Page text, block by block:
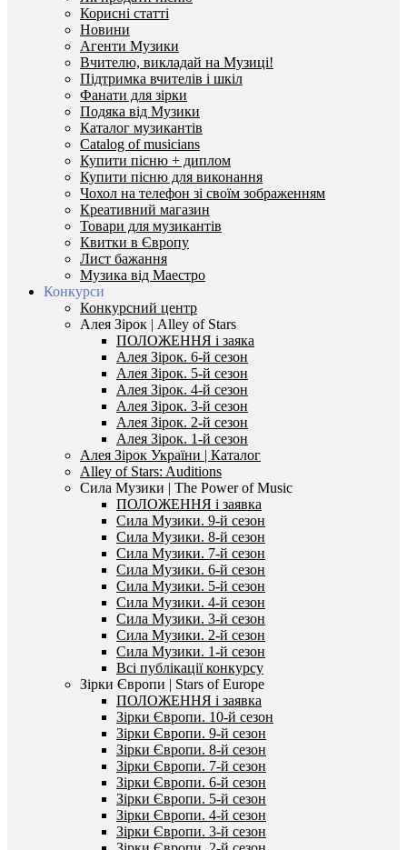
Корисні статті
Новини
Агенти Музики
Вчителю, викладай на Музиці!
Підтримка вчителів і шкіл
Фанати для зірки
Подяка від Музики
Каталог музикантів
Catalog of musicians
Купити пісню + диплом
Купити пісню для виконання
Чохол на телефон зі своїм зображенням
Креативний магазин
Товари для музикантів
Квитки в Європу
Лист бажання
Музика від Маестро
Конкурси
Конкурсний центр
Алея Зірок | Alley of Stars
ПОЛОЖЕННЯ і заяка
Алея Зірок. 6-й сезон
Алея Зірок. 5-й сезон
Алея Зірок. 4-й сезон
Алея Зірок. 3-й сезон
Алея Зірок. 2-й сезон
Алея Зірок. 1-й сезон
Алея Зірок України | Каталог
Alley of Stars: Auditions
Сила Музики | The Power of Music
ПОЛОЖЕННЯ і заявка
Сила Музики. 9-й сезон
Сила Музики. 8-й сезон
Сила Музики. 7-й сезон
Сила Музики. 6-й сезон
Сила Музики. 5-й сезон
Сила Музики. 4-й сезон
Сила Музики. 3-й сезон
Сила Музики. 2-й сезон
Сила Музики. 1-й сезон
Всі публікації конкурсу
Зірки Європи | Stars of Europe
ПОЛОЖЕННЯ і заявка
Зірки Європи. 10-й сезон
Зірки Європи. 9-й сезон
Зірки Європи. 8-й сезон
Зірки Європи. 7-й сезон
Зірки Європи. 6-й сезон
Зірки Європи. 5-й сезон
Зірки Європи. 4-й сезон
Зірки Європи. 3-й сезон